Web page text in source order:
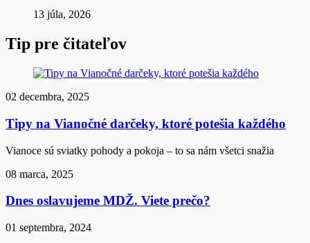
13 júla, 2026
Tip pre čitateľov
02 decembra, 2025
Tipy na Vianočné darčeky, ktoré potešia každého
Vianoce sú sviatky pohody a pokoja – to sa nám všetci snažia
08 marca, 2025
Dnes oslavujeme MDŽ. Viete prečo?
01 septembra, 2024